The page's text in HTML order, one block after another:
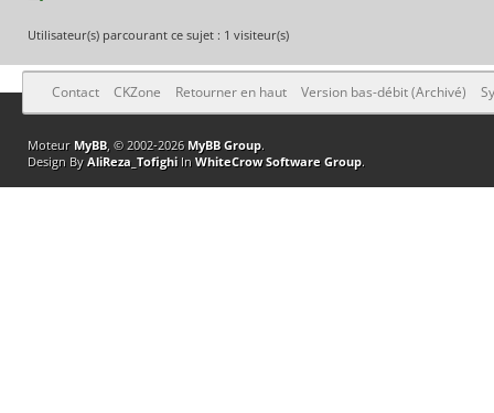
Utilisateur(s) parcourant ce sujet : 1 visiteur(s)
Contact CKZone Retourner en haut Version bas-débit (Archivé)
Moteur MyBB, © 2002-2026 MyBB Group.
Design By AliReza_TofighiIn WhiteCrow Software Group.